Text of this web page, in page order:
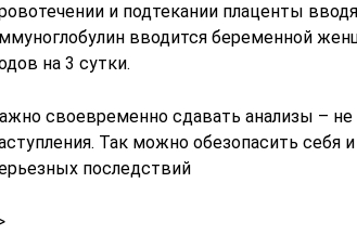
и подтекании плаценты
вводится беременной
на 3 сутки.
своевременно сдавать анализы –
Так можно обезопасить
последствий